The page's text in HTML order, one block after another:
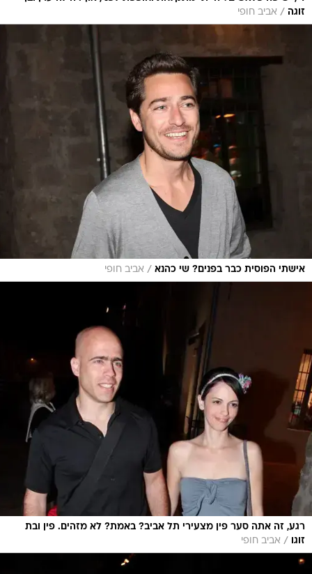
זוגה / אביב חופי
אישתי הפוסית כבר בפנים? שי כהנא / אביב חופי
רגע, זה אתה סער פין מצעירי תל אביב? באמת? לא מזהים. פין ובת
זוגו
/ אביב חופי